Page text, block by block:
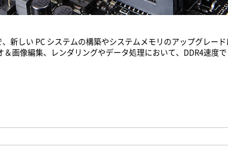
新しい PC システムの構築やシステムメモリのアップグレード
画像編集、レンダリングやデータ処理において、DDR4速度